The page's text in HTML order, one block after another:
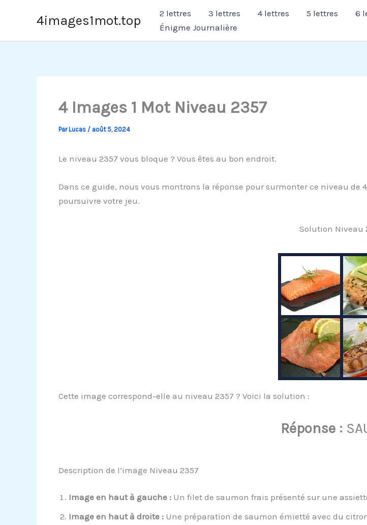
4images1mot.top 2 lettres 3 lettres 4 lettres 5 lettres 6
Énigme Journalière
4 Images 1 Mot Niveau 2357
ParLucas / août 5, 2024
Le niveau 2357 vous bloque ? Vous êtes au bon endroit.
Dans ce guide, nous vous montrons la réponse pour surmonter ce niveau
poursuivre votre jeu.
Solution Niveau
Cette image correspond-elle au niveau 2357 ? Voici la solution :
Réponse :
Description de l’image Niveau 2357
Image en haut à gauche :Un filet de saumon frais présenté sur une
Image en haut à droite :Une préparation de saumon émietté avec du